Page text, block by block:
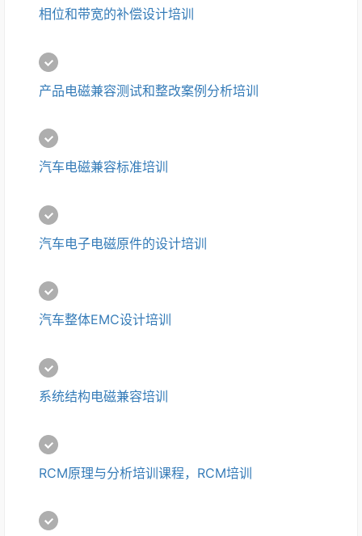
相位和带宽的补偿设计培训
产品电磁兼容测试和整改案例分析培训
汽车电磁兼容标准培训
汽车电子电磁原件的设计培训
汽车整体EMC设计培训
系统结构电磁兼容培训
RCM原理与分析培训课程，RCM培训